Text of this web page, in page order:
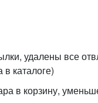
удалены все
в каталоге)
в корзину,